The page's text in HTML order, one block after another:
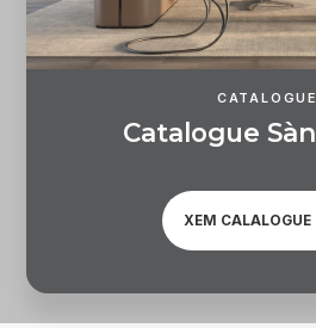
CATALOGUE
Catalogue Sàn
XEM CALALOGUE